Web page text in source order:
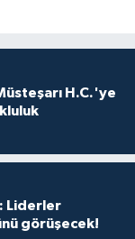
H.C.'ye
Liderler
görüşecek!